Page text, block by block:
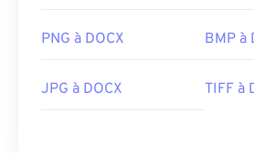
PNG à DOCX BMP à
JPG à DOCX TIFF à